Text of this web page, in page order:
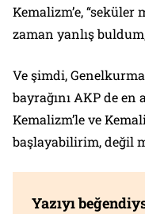
Kemalizm’e,
zaman yanlış
Ve şimdi,
bayrağını AKP de en
Kemalizm’le ve
başlayabilirim, değil
Yazıyı